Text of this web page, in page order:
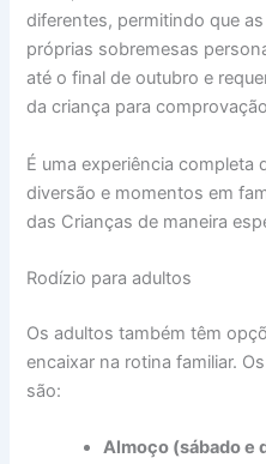
diferentes, permitindo que
próprias sobremesas
até o final de outubro e
da criança para
É uma experiência completa
diversão e momentos em
das Crianças de maneira
Rodízio para adultos
Os adultos também têm
encaixar na rotina familiar.
são:
Almoço (sábado e